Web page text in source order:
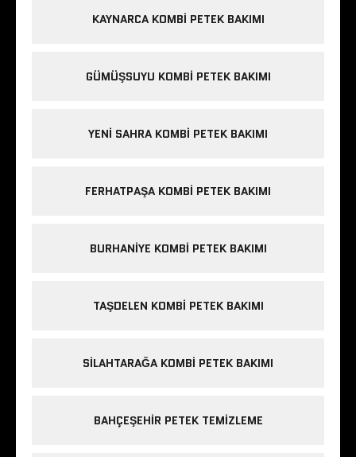
KAYNARCA KOMBI PETEK BAKIMI
GÜMÜŞSUYU KOMBI PETEK BAKIMI
YENI SAHRA KOMBI PETEK BAKIMI
FERHATPAŞA KOMBI PETEK BAKIMI
BURHANIYE KOMBI PETEK BAKIMI
TAŞDELEN KOMBI PETEK BAKIMI
SILAHTARAĞA KOMBI PETEK BAKIMI
BAHÇEŞEHIR PETEK TEMIZLEME